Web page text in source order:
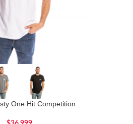
One Hit Competition